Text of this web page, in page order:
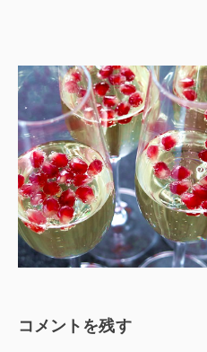
コメントを残す